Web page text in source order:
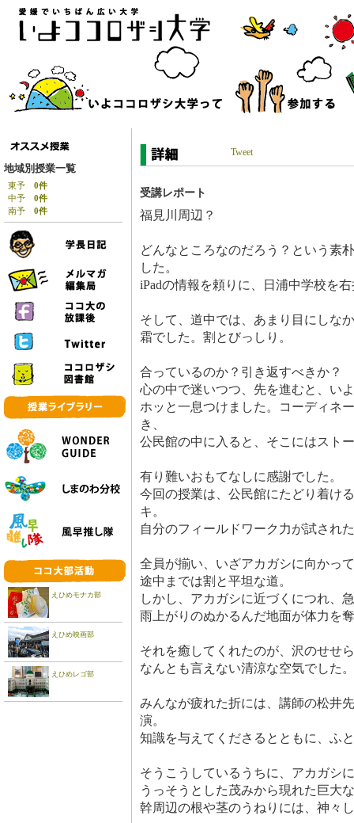
地域別授業一覧
東予 0件
中予 0件
南予 0件
えひめモナカ部
えひめ映画部
えひめレゴ部
Tweet
受講レポート
福見川周辺？
どんなところなのだろう？という素
した。
iPadの情報を頼りに、日浦中学校を
そして、道中では、あまり目にしな
霜でした。割とびっしり。
合っているのか？引き返すべきか？
心の中で迷いつつ、先を進むと、い
ホッと一息つけました。コーディネ
き、
公民館の中に入ると、そこにはスト
有り難いおもてなしに感謝でした。
今回の授業は、公民館にたどり着け
キ。
自分のフィールドワーク力が試され
全員が揃い、いざアカガシに向かっ
途中までは割と平坦な道。
しかし、アカガシに近づくにつれ、
雨上がりのぬかるんだ地面が体力を
それを癒してくれたのが、沢のせせ
なんとも言えない清涼な空気でした。
みんなが疲れた折には、講師の松井
演。
知識を与えてくださるとともに、ふ
そうこうしているうちに、アカガシ
うっそうとした茂みから現れた巨大
幹周辺の根や茎のうねりには、神々